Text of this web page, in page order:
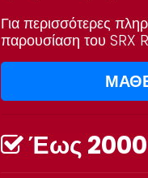
Για περισσότερες
παρουσίαση του SRX
Έως